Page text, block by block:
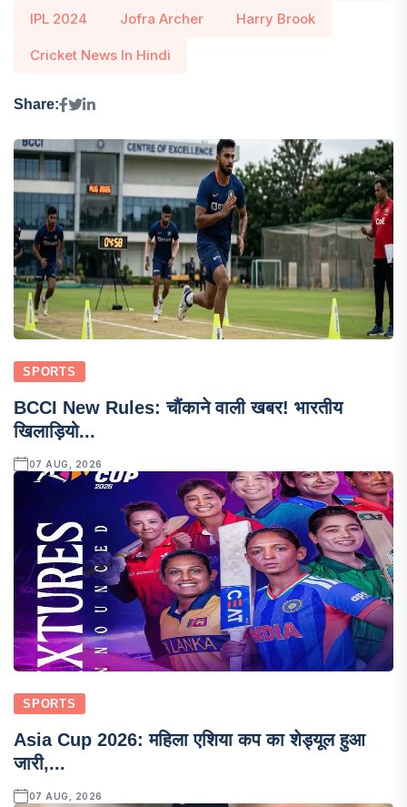
IPL 2024 Jofra Archer Harry Brook
Cricket News In Hindi
Share:
SPORTS
BCCI New Rules: चौंकाने वाली खबर! भारतीय
खिलाड़ियो...
07 AUG, 2026
SPORTS
Asia Cup 2026: महिला एशिया कप का शेड्यूल हुआ
जारी,...
07 AUG, 2026